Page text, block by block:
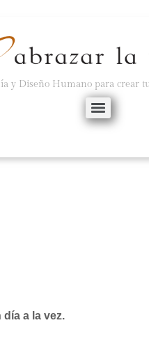
y Diseño Humano para crear
día a la vez.